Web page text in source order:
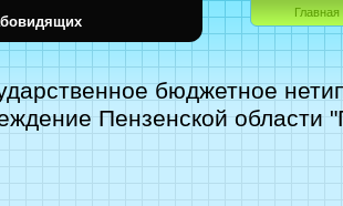
бюджетное
Пензенской области
Главная